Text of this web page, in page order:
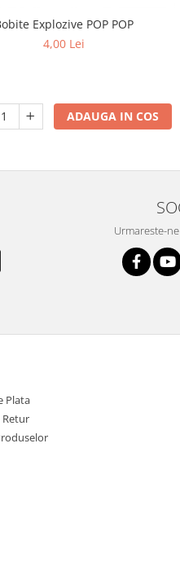
Explozive POP POP
4,00 Lei
ADAUGA IN COS
Urmareste-
Plata
Retur